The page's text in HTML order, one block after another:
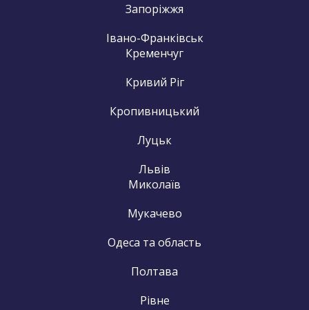
Запоріжжя
Івано-Франківськ
Кременчуг
Кривий Ріг
Кропивницький
Луцьк
Львів
Миколаїв
Мукачево
Одеса та область
Полтава
Рівне